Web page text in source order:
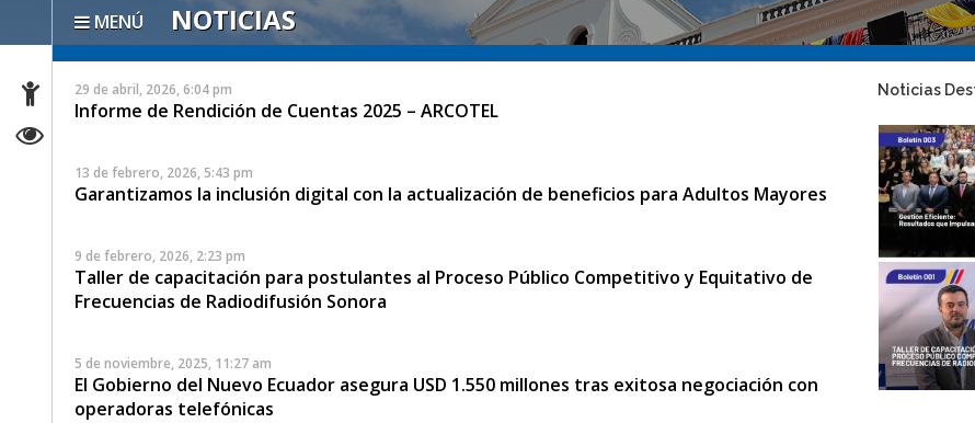
MENÚ NOTICIAS
29 de abril, 2026, 6:04 pm
Informe de Rendición de Cuentas 2025 – ARCOTEL
13 de febrero, 2026, 5:43 pm
Garantizamos la inclusión digital con la actualización de beneficios para Adultos Mayores
9 de febrero, 2026, 2:23 pm
Taller de capacitación para postulantes al Proceso Público Competitivo y Equitativo de
Frecuencias de Radiodifusión Sonora
5 de noviembre, 2025, 11:27 am
El Gobierno del Nuevo Ecuador asegura USD 1.550 millones tras exitosa negociación con
operadoras telefónicas
Noticias